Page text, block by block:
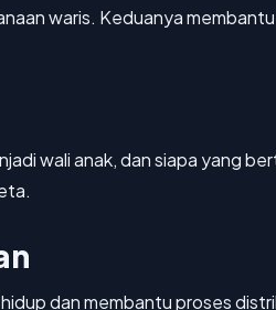
waris. Keduanya
wali anak, dan siapa yang
dan membantu proses